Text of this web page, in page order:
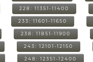
228: 11351-11400
233: 11601-11650
238: 11851-11900
243: 12101-12150
248: 12351-12400